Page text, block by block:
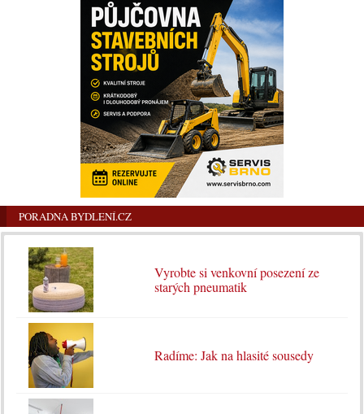
PORADNA BYDLENÍ.CZ
Vyrobte si venkovní posezení ze
starých pneumatik
Radíme: Jak na hlasité sousedy